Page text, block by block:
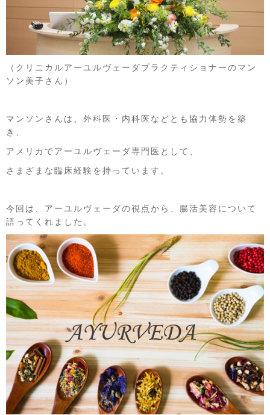
（クリニカルアーユルヴェーダプラクティショナーのマン
ソン美子さん）
マンソンさんは、外科医・内科医などとも協力体勢を築
き、
アメリカでアーユルヴェーダ専門医として、
さまざまな臨床経験を持っています。
今回は、アーユルヴェーダの視点から、腸活美容について
語ってくれました。